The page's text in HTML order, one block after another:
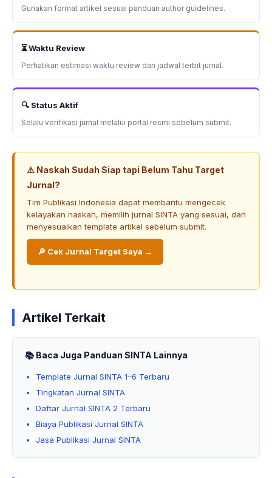
Gunakan format artikel sesuai panduan author guidelines.
⏳ Waktu Review
Perhatikan estimasi waktu review dan jadwal terbit jurnal.
🔍 Status Aktif
Selalu verifikasi jurnal melalui portal resmi sebelum submit.
⚠️ Naskah Sudah Siap tapi Belum Tahu Target
Jurnal?
Tim Publikasi Indonesia dapat membantu mengecek
kelayakan naskah, memilih jurnal SINTA yang sesuai, dan
menyesuaikan template artikel sebelum submit.
🔎 Cek Jurnal Target Saya →
Artikel Terkait
📚 Baca Juga Panduan SINTA Lainnya
Template Jurnal SINTA 1–6 Terbaru
Tingkatan Jurnal SINTA
Daftar Jurnal SINTA 2 Terbaru
Biaya Publikasi Jurnal SINTA
Jasa Publikasi Jurnal SINTA